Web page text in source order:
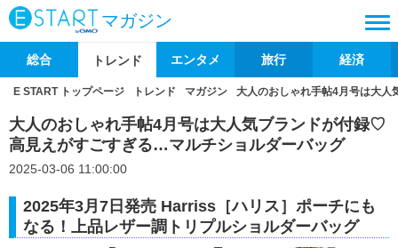
マガジン
総合 トレンド エンタメ 旅行 経済
E START トップページ トレンド マガジン 大人のおしゃれ手帖4月号は大
大人のおしゃれ手帖4月号は大人気ブランドが付録♡
高見えがすごすぎる…マルチショルダーバッグ
2025-03-06 11:00:00
2025年3月7日発売 Harriss［ハリス］ポーチにも
なる！上品レザー調トリプルショルダーバッグ